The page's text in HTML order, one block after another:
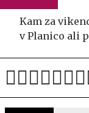
Kam za
v Planico ali